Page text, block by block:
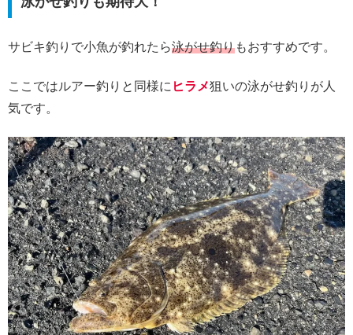
サビキ釣りで小魚が釣れたら泳がせ釣りもおすすめです。
ここではルアー釣りと同様に ヒラメ狙いの泳がせ釣りが人
気です。